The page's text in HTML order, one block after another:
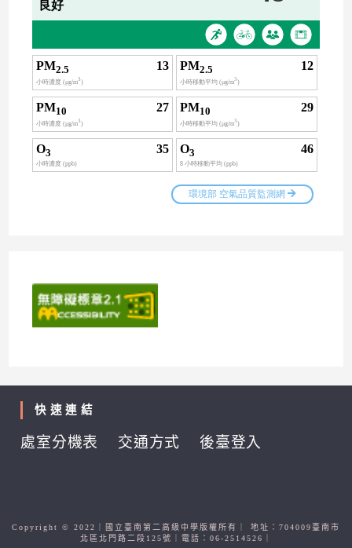
快速連結
處室分機表 交通方式 後臺登入
Copyright © 2022｜國立臺南第二高級中學版權所有｜ 地址：704009臺南市
北區北門路二段125號｜電話：06-2514526｜